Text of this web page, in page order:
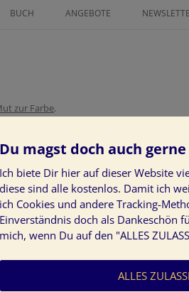
Inhalt
GRATIS
BUCH ANGEBOTE
LÖSE LIMITIERENDE
DEIN INDIVIDUELLER WEG ZUR
KLARHEIT IM LEBEN
ZEICHNE DEN WEG ZU DEINEN
zur Farbe.
Du magst doch auch gerne
Ich biete Dir hier auf dieser Website
diese sind alle kostenlos. Damit ich
ich Cookies und andere Tracking-
Einverständnis doch als Dankeschön
mich, wenn Du auf den "ALLES
ALLES